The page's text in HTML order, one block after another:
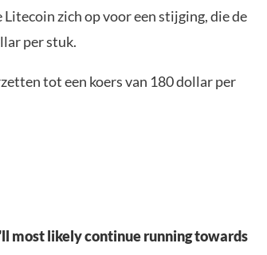
zich op voor een stijging, die de
per stuk.
tot een koers van 180 dollar per
most likely continue running towards